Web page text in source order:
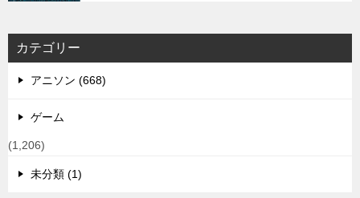
カテゴリー
アニソン (668)
ゲーム
(1,206)
未分類 (1)